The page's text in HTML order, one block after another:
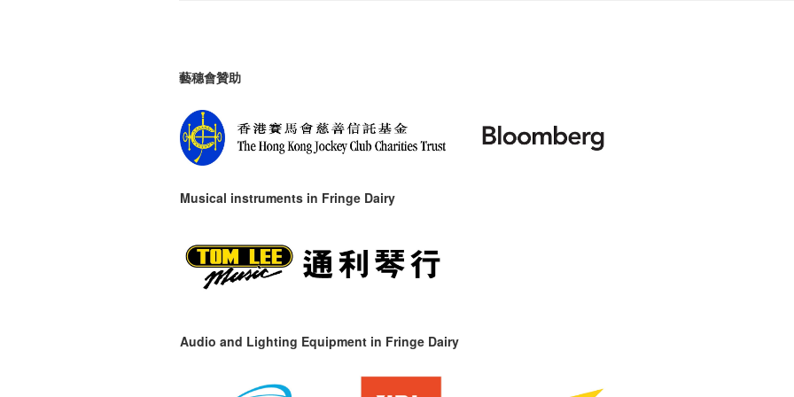
藝穗會贊助
Musical instruments in Fringe Dairy
Audio and Lighting Equipment in Fringe Dairy